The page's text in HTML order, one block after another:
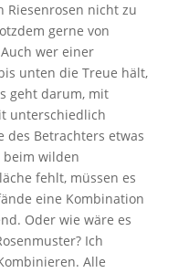
Riesenrosen nicht zu
gerne von
wer einer
unten die Treue hält,
geht darum, mit
unterschiedlich
des Betrachters etwas
beim wilden
fehlt, müssen es
eine Kombination
Oder wie wäre es
Ich
Alle